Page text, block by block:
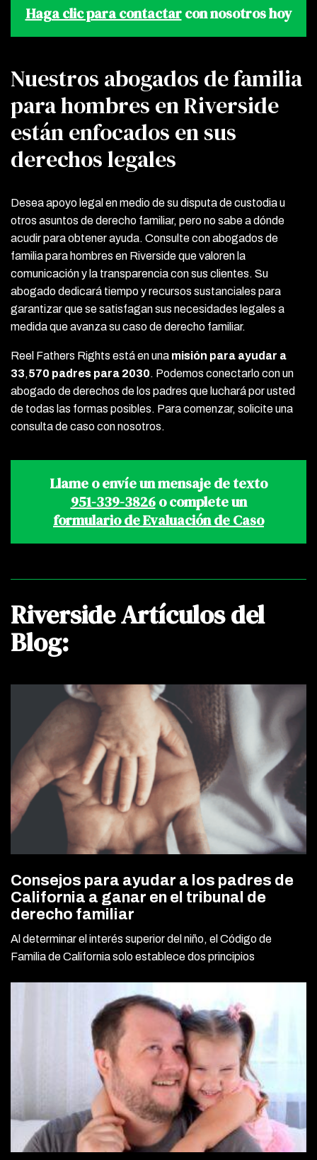
Haga clic para contactarcon nosotros hoy
Nuestros abogados de familia
para hombres en Riverside
están enfocados en sus
derechos legales
Desea apoyo legal en medio de su disputa de custodia u
otros asuntos de derecho familiar, pero no sabe a dónde
acudir para obtener ayuda. Consulte con abogados de
familia para hombres en Riverside que valoren la
comunicación y la transparencia con sus clientes. Su
abogado dedicará tiempo y recursos sustanciales para
garantizar que se satisfagan sus necesidades legales a
medida que avanza su caso de derecho familiar.
Reel Fathers Rights está en una misión para ayudar a
33,570 padres para 2030. Podemos conectarlo con un
abogado de derechos de los padres que luchará por usted
de todas las formas posibles. Para comenzar, solicite una
consulta de caso con nosotros.
Llame o envíe un mensaje de texto
951-339-3826o complete un
formulario de Evaluación de Caso
Riverside Artículos del
Blog:
Consejos para ayudar a los padres de
California a ganar en el tribunal de
derecho familiar
Al determinar el interés superior del niño, el Código de
Familia de California solo establece dos principios